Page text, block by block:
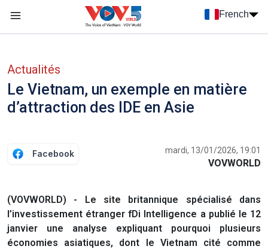
French
Actualités
Le Vietnam, un exemple en matière
d’attraction des IDE en Asie
Facebook mardi, 13/01/2026, 19:01
VOVWORLD
(VOVWORLD) - Le site britannique spécialisé dans
l’investissement étranger fDi Intelligence a publié le 12
janvier une analyse expliquant pourquoi plusieurs
économies asiatiques, dont le Vietnam cité comme